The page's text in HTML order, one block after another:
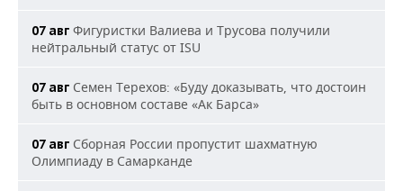
07 авг Фигуристки Валиева и Трусова получили
нейтральный статус от ISU
07 авг Семен Терехов: «Буду доказывать, что достоин
быть в основном составе «Ак Барса»
07 авг Сборная России пропустит шахматную
Олимпиаду в Самарканде